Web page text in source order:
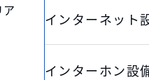
インターネット
インターホン設